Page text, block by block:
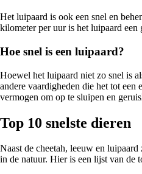
Het luipaard is ook een snel en
kilometer per uur is het luipaard een
Hoe snel is een luipaard?
Hoewel het luipaard niet zo snel is
andere vaardigheden die het tot een
vermogen om op te sluipen en
Top 10 snelste dieren
Naast de cheetah, leeuw en
in de natuur. Hier is een lijst van de